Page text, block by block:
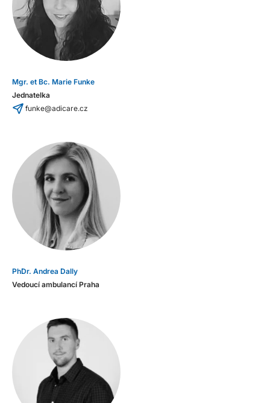
Mgr. et Bc. Marie Funke
Jednatelka
funke@adicare.cz
PhDr. Andrea Dally
Vedoucí ambulancí Praha